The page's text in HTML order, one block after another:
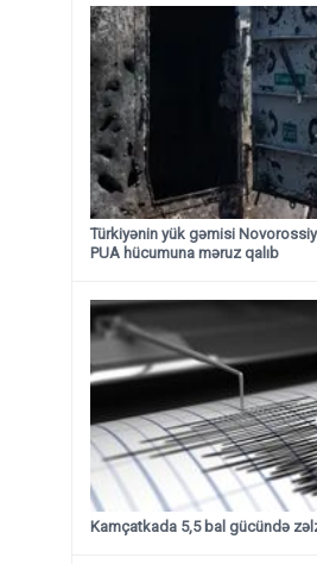
Türkiyənin yük gəmisi
PUA hücumuna məruz qalıb
Kamçatkada 5,5 bal gücündə